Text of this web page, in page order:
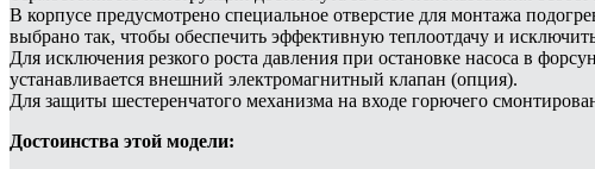
В корпусе предусмотрено специальное отверстие для монтажа
выбрано так, чтобы обеспечить эффективную теплоотдачу и
Для исключения резкого роста давления при остановке насоса в
устанавливается внешний электромагнитный клапан (опция).
Для защиты шестеренчатого механизма на входе горючего
Достоинства этой модели: